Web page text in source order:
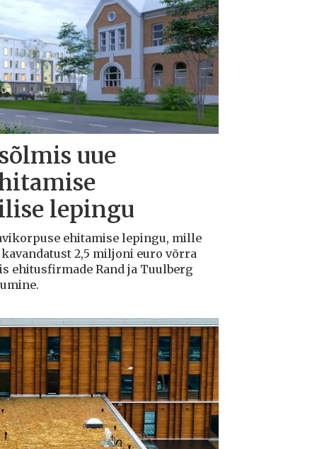
uue
lepingu
ehitamise lepingu, mille
2,5 miljoni euro võrra
ehitusfirmade Rand ja Tuulberg